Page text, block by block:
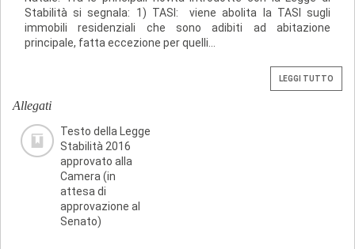
Stabilità si segnala: 1) TASI: viene abolita la TASI sugli
immobili residenziali che sono adibiti ad abitazione
principale, fatta eccezione per quelli...
LEGGI TUTTO
Allegati
Testo della Legge
Stabilità 2016
approvato alla
Camera (in
attesa di
approvazione al
Senato)